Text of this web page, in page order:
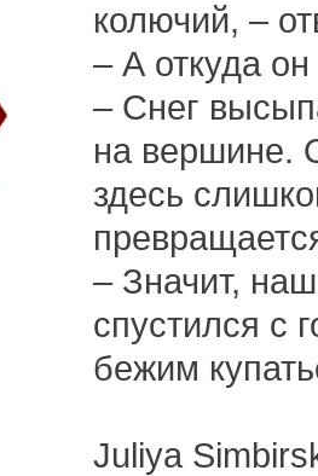
колючий, –
– А откуда
– Снег
на вершине.
здесь
– Значит,
спустился с
бежим
Juliya